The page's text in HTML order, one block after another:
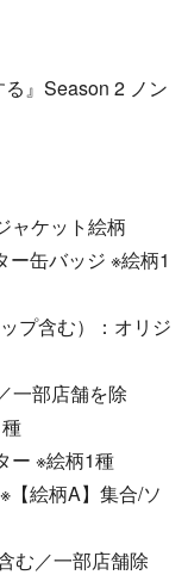
』Season 2 ノン
ャケット絵柄
缶バッジ ※絵柄1
プ含む）：オリジ
一部店舗を除
ー ※絵柄1種
【絵柄A】集合/ソ
む／一部店舗除